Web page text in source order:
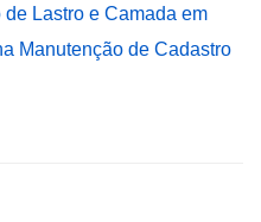
Lastro e Camada em
Manutenção de Cadastro